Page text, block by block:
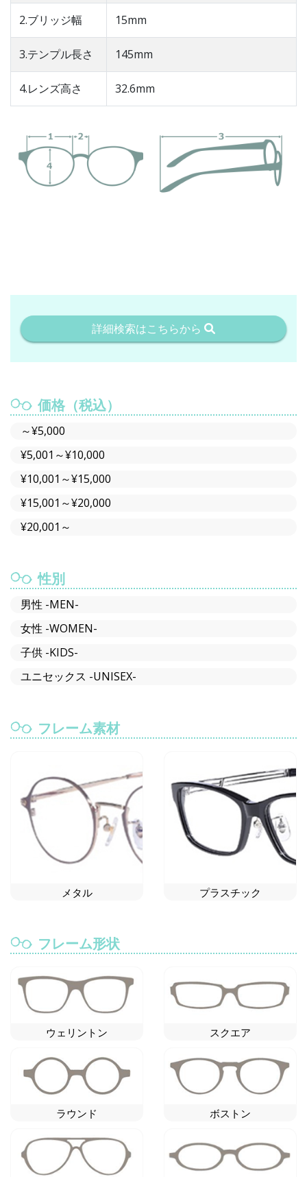
2.ブリッジ幅 15mm
3.テンプル長さ 145mm
4.レンズ高さ 32.6mm
詳細検索はこちらから
価格（税込）
～¥5,000
¥5,001～¥10,000
¥10,001～¥15,000
¥15,001～¥20,000
¥20,001～
性別
男性 -MEN-
女性 -WOMEN-
子供 -KIDS-
ユニセックス -UNISEX-
フレーム素材
メタル プラスチック
フレーム形状
ウェリントン スクエア
ラウンド ボストン